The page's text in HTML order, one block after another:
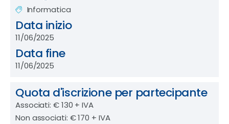
Informatica
Data inizio
11/06/2025
Data fine
11/06/2025
Quota d'iscrizione per partecipante
Associati: € 130 + IVA
Non associati: € 170 + IVA